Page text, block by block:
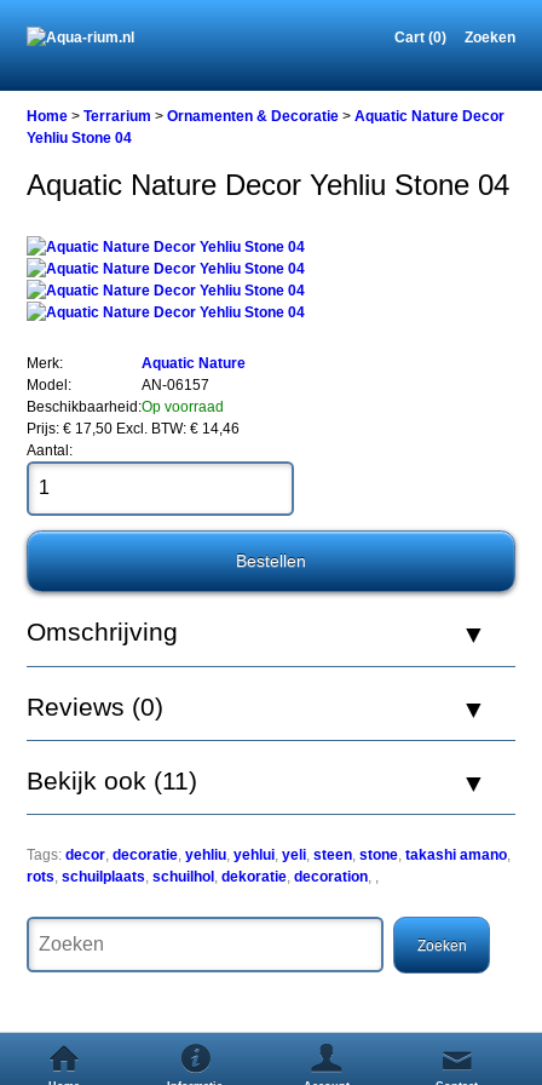
Cart (0) Zoeken
Home
Terrarium
&
Decoratie
Aquatic
Nature
Stone
04
Aquatic
Nature
Yehliu
Yehliu
is
kaap
aan
Home >Terrarium >Ornamenten & Decoratie >Aquatic Nature Decor
Yehliu Stone 04
Aquatic Nature Decor Yehliu Stone 04
Merk:
Aquatic Nature
Model:
AN-06157
Beschikbaarheid:Op voorraad
Prijs: € 17,50 Excl. BTW: € 14,46
Aantal:
Omschrijving
Reviews (0)
Bekijk ook (11)
Tags: decor,decoratie,yehliu,yehlui,yeli,steen,stone,takashi amano,
rots,schuilplaats,schuilhol ,dekoratie,decoration, ,